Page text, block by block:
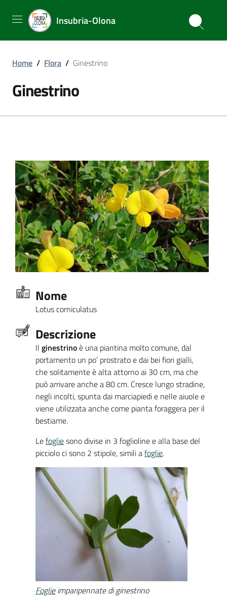
Insubria-Olona
Home / Flora / Ginestrino
Ginestrino
Nome
Lotus corniculatus
Descrizione
Il ginestrinoè una piantina molto comune, dal
portamento un po’ prostrato e dai bei fiori gialli,
che solitamente è alta attorno ai 30 cm, ma che
può arrivare anche a 80 cm. Cresce lungo stradine,
negli incolti, spunta dai marciapiedi e nelle aiuole e
viene utilizzata anche come pianta foraggera per il
bestiame.
Lefogliesono divise in 3 foglioline e alla base del
picciolo ci sono 2 stipole, simili afoglie.
Foglieimparipennate di ginestrino